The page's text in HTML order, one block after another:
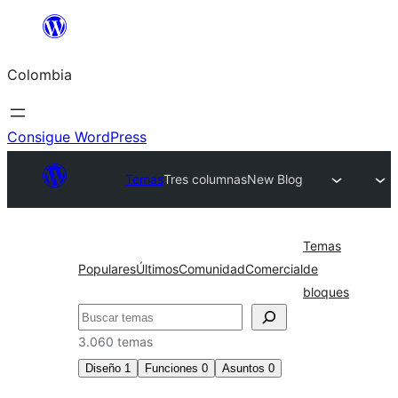
Saltar
contenido
Colombia
Consigue WordPress
TemasTres columnasNew Blog
PopularesÚltimosComunidadComercial
Temas
de
bloques
Buscar
3.060 temas
Diseño 1 Funciones 0 Asuntos 0